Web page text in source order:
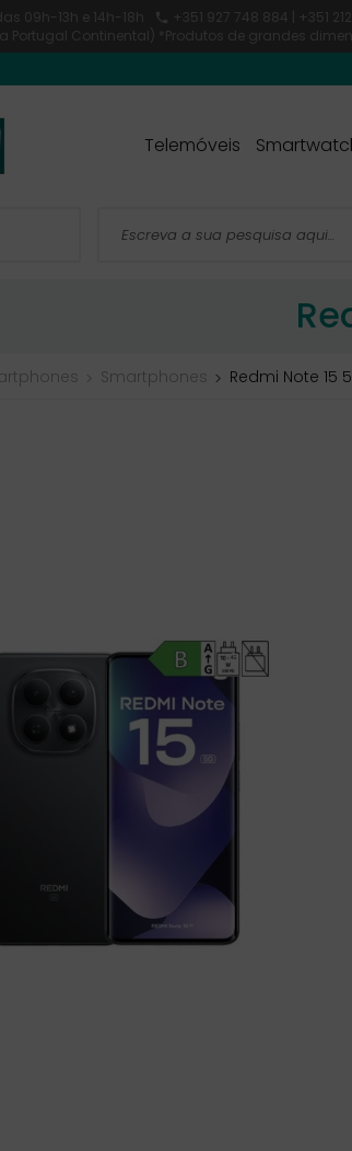
09h-13h e 14h-18h  +351 927 748 884 | +351
Portugal Continental) *Produtos de grandes
Telemóveis
Smartphones Redmi Note 15